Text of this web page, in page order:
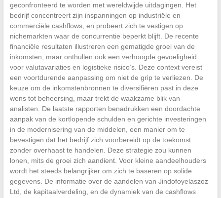
geconfronteerd te worden met wereldwijde uitdagingen. Het
bedrijf concentreert zijn inspanningen op industriële en
commerciële cashflows, en probeert zich te vestigen op
nichemarkten waar de concurrentie beperkt blijft. De recente
financiële resultaten illustreren een gematigde groei van de
inkomsten, maar onthullen ook een verhoogde gevoeligheid
voor valutavariaties en logistieke risico’s. Deze context vereist
een voortdurende aanpassing om niet de grip te verliezen. De
keuze om de inkomstenbronnen te diversifiëren past in deze
wens tot beheersing, maar trekt de waakzame blik van
analisten. De laatste rapporten benadrukken een doordachte
aanpak van de kortlopende schulden en gerichte investeringen
in de modernisering van de middelen, een manier om te
bevestigen dat het bedrijf zich voorbereidt op de toekomst
zonder overhaast te handelen. Deze strategie zou kunnen
lonen, mits de groei zich aandient. Voor kleine aandeelhouders
wordt het steeds belangrijker om zich te baseren op solide
gegevens. De informatie over de aandelen van Jindofoyelaszoz
Ltd, de kapitaalverdeling, en de dynamiek van de cashflows